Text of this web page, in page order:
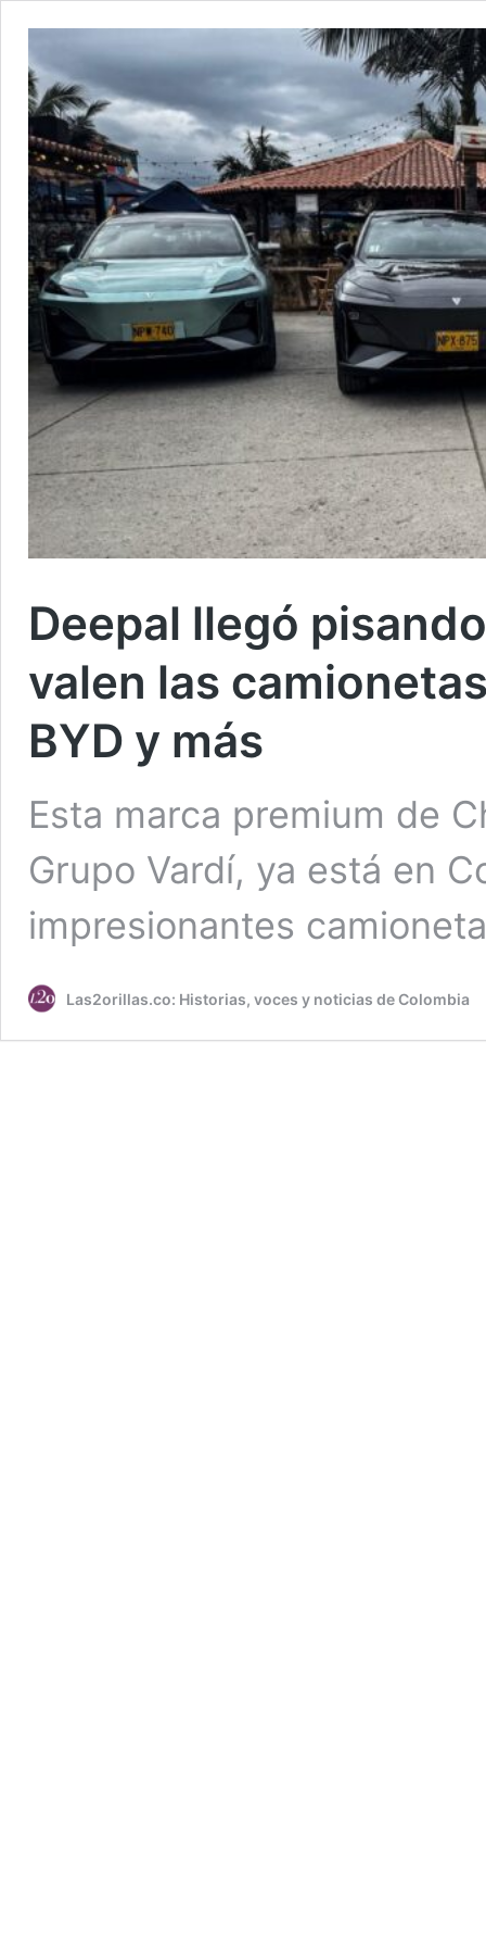
Deepal llegó
valen las
BYD y más
Esta marca premium de
Grupo Vardí, ya está en
impresionantes
Las2orillas.co: Historias, voces y noticias de Colombia